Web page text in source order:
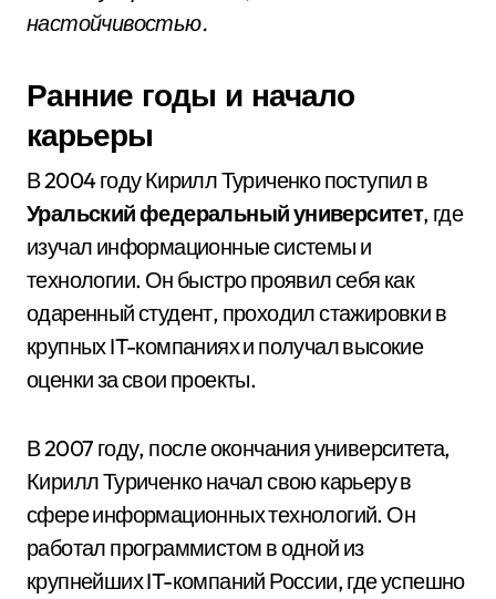
настойчивостью.
Ранние годы и начало
карьеры
В 2004 году Кирилл Туриченко поступил в
Уральский федеральный университет, где
изучал информационные системы и
технологии. Он быстро проявил себя как
одаренный студент, проходил стажировки в
крупных IT-компаниях и получал высокие
оценки за свои проекты.
В 2007 году, после окончания университета,
Кирилл Туриченко начал свою карьеру в
сфере информационных технологий. Он
работал программистом в одной из
крупнейших IT-компаний России, где успешно